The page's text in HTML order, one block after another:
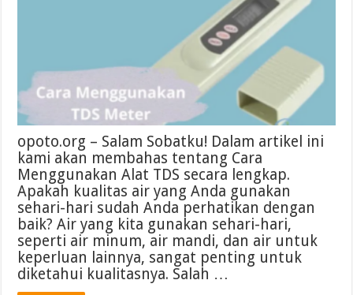
opoto.org – Salam Sobatku! Dalam artikel ini
kami akan membahas tentang Cara
Menggunakan Alat TDS secara lengkap.
Apakah kualitas air yang Anda gunakan
sehari-hari sudah Anda perhatikan dengan
baik? Air yang kita gunakan sehari-hari,
seperti air minum, air mandi, dan air untuk
keperluan lainnya, sangat penting untuk
diketahui kualitasnya. Salah …